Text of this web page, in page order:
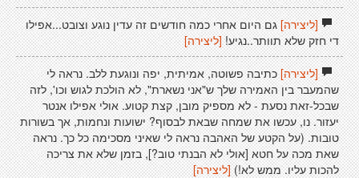
[ליצירה]גם היום אחרי כמה חודשים זה עדין נוגע וצובט...אפילו
די חזק שלא תוותר..נגיע! [ליצירה]
[ליצירה]כתיבה פשוטה, אמיתית, יפה ונוגעת ללב. נראה לי
שהמעבר בין האמירה שלך ש"אני נשארת", לא הולכת לגוש וכו', לזה
שבכל-זאת נסעת - לא מספיק מובן, קצת קטוע. אולי אפילו אנטר
יעזור. נו, עכשו את שמחה שבאת לבסוף? ישועות ונחמות, אך בשורות
טובות. (על הקטע של האהבה נראה לי שאיני מסכימה כל כך. נראה
שאת מכה על חטא [אולי לא הבנתי טוב?], בזמן שלא את צריכה
להכות עליו. ממש לא!) [ליצירה]